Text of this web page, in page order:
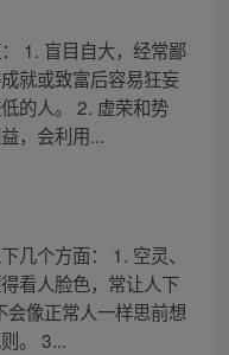
1. 盲目自大，经常鄙
就或致富后容易狂妄
的人。 2. 虚荣和势
，会利用...
几个方面： 1. 空灵、
看人脸色，常让人下
像正常人一样思前想
。 3...